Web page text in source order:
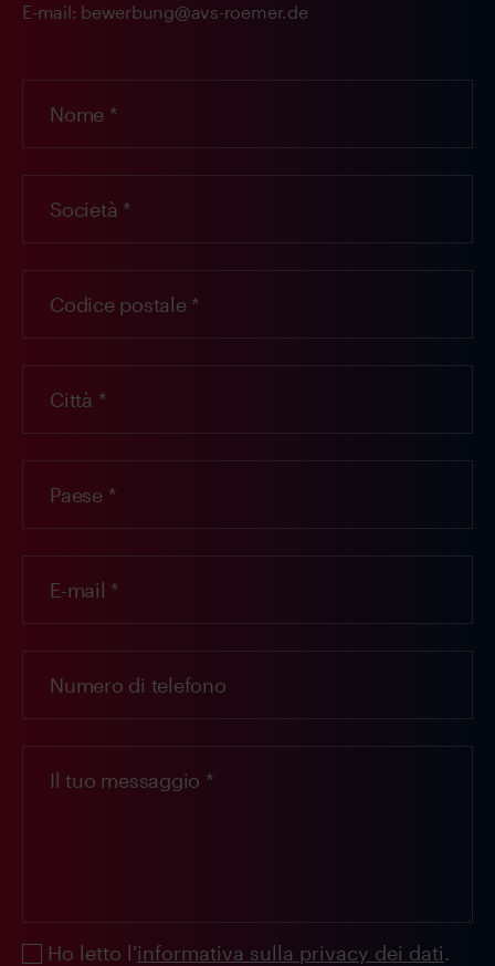
E-mail: bewerbung@avs-roemer.de
Ho letto l'informativa sulla privacy dei dati.